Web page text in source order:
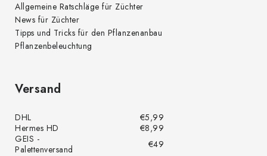
Allgemeine Ratschläge für Züchter
News für Züchter
Tipps und Tricks für den Pflanzenanbau
Pflanzenbeleuchtung
Versand
DHL
€5,99
Hermes HD
€8,99
GEIS -
Palettenversand
€49